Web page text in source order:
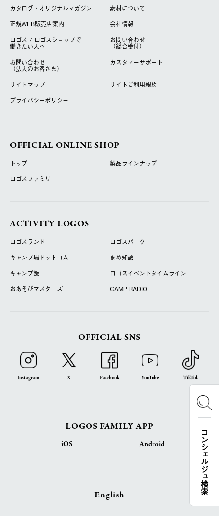
コンシェルジュ検索
カタログ・オリジナルマガジン
素材について
正規WEB販売店案内
会社情報
ロゴス / ロゴスショップで
働きたい人へ
お問い合わせ
（総合受付）
お問い合わせ
（法人のお客さま）
カスタマーサポート
サイトマップ
サイトご利用規約
プライバシーポリシー
OFFICIAL ONLINE SHOP
トップ
製品ラインナップ
ロゴスファミリー
ACTIVITY LOGOS
ロゴスランド
ロゴスパーク
キャンプ場ドットコム
まめ知識
キャンプ飯
ロゴスイベントタイムライン
おあそびマスターズ
CAMP RADIO
OFFICIAL SNS
Instagram X Facebook YouTube TikTok
LOGOS FAMILY APP
iOS Android
English